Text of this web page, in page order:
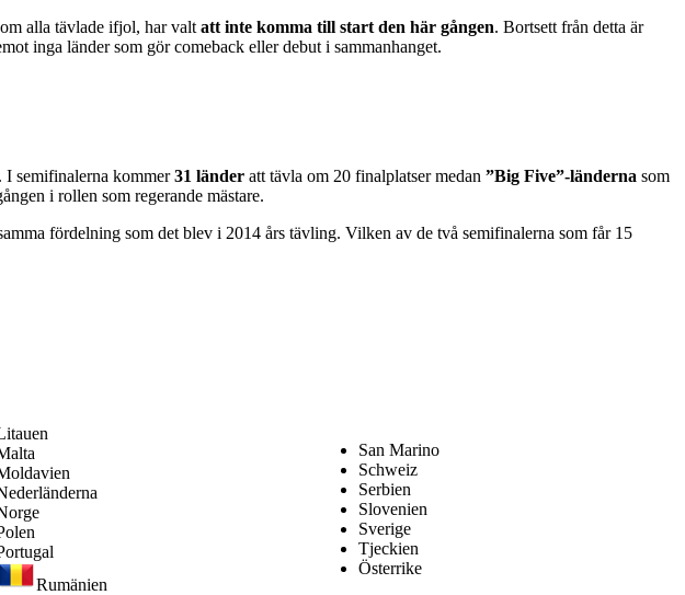
alla tävlade ifjol, har valt att inte komma till start den här gången. Bortsett från detta är
inga länder som gör comeback eller debut i sammanhanget.
I semifinalerna kommer31 länder att tävla om 20 finalplatser medan ”Big Five”-länderna som
i rollen som regerande mästare.
fördelning som det blev i 2014 års tävling. Vilken av de två semifinalerna som får 15
Rumänien
San Marino
Schweiz
Serbien
Slovenien
Sverige
Tjeckien
Österrike